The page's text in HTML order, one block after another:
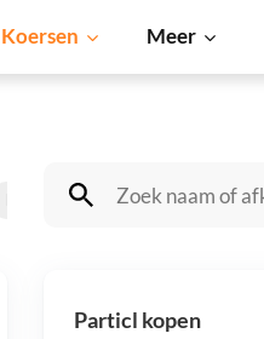
Koersen Meer
Dogecoin Solana BNB
Particl kopen